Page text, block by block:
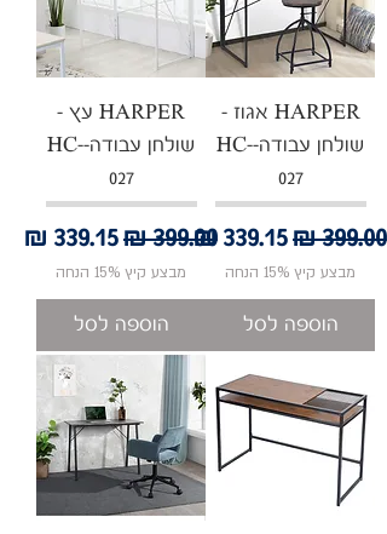
HARPER אגוז -
שולחן עבודה-HC-
027
מחיר רגילמחיר מבצע
מבצע קיץ 15% הנחה
הוספה לסל
HARPER עץ -
שולחן עבודה-HC-
027
מחיר רגילמחיר
מבצע קיץ 15% הנחה
הוספה לסל